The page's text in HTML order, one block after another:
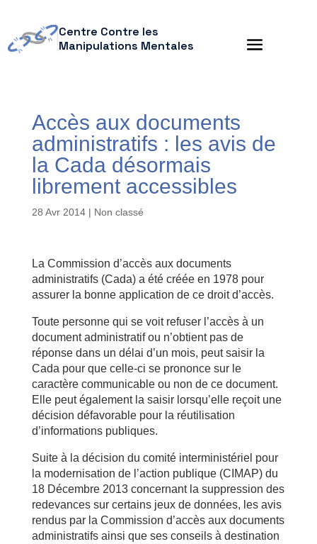
Centre Contre les
Manipulations Mentales
Accès aux documents
administratifs : les avis de
la Cada désormais
librement accessibles
28 Avr 2014| Non classé
La Commission d’accès aux documents
administratifs (Cada) a été créée en 1978 pour
assurer la bonne application de ce droit d’accès.
Toute personne qui se voit refuser l’accès à un
document administratif ou n’obtient pas de
réponse dans un délai d’un mois, peut saisir la
Cada pour que celle-ci se prononce sur le
caractère communicable ou non de ce document.
Elle peut également la saisir lorsqu’elle reçoit une
décision défavorable pour la réutilisation
d’informations publiques.
Suite à la décision du comité interministériel pour
la modernisation de l’action publique (CIMAP) du
18 Décembre 2013 concernant la suppression des
redevances sur certains jeux de données, les avis
rendus par la Commission d’accès aux documents
administratifs ainsi que ses conseils à destination